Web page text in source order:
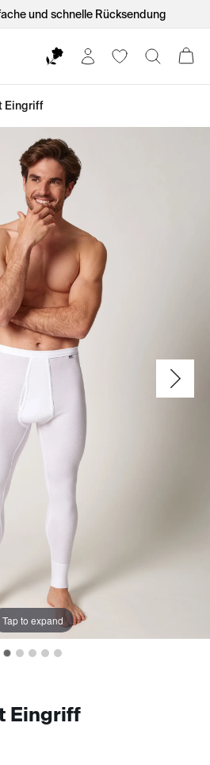
und schnelle Rücksendung
Eingriff
Tap to expand
Eingriff